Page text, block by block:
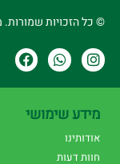
© כל הזכויות שמורות. מגה
מידע שימושי
אודותינו
חוות דעות